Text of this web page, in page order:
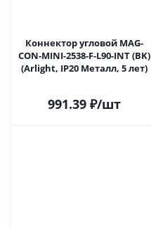
Коннектор угловой MAG-
CON-MINI-2538-F-L90-INT (BK)
(Arlight, IP20 Металл, 5 лет)
991.39 ₽/шт